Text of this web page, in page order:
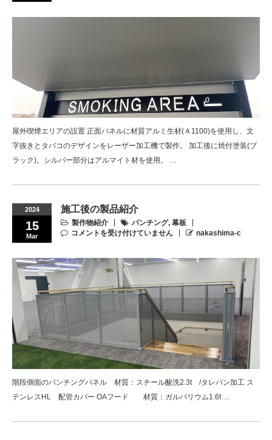
屋外喫煙エリアの設置 正面パネルに材質アルミ生材(Ａ1100)を使用し、文
字抜きとタバコのデザインをレーザー加工機で製作。 加工後に焼付塗装(ブ
ラック)。シルバー部分はアルマイト材を使用。 …
2024
15
Mar
施工後の製品紹介
製作物紹介 パンチング, 幕板
コメントを受け付けていません
nakashima-c
階段側面のパンチングパネル 材質：スチール酸洗2.3t /タレパン加工 ス
テンレスHL 配管カバー OAフード 材質：ガルバリウム1.6t …